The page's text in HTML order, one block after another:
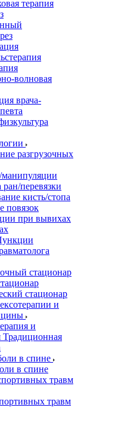
терапия
волновая
врача-
разгрузочных
перевязки
кисть/стопа
повязок
при вывихах
стационар
стационар
и
и
Традиционная
в спине
в спине
травм
травм